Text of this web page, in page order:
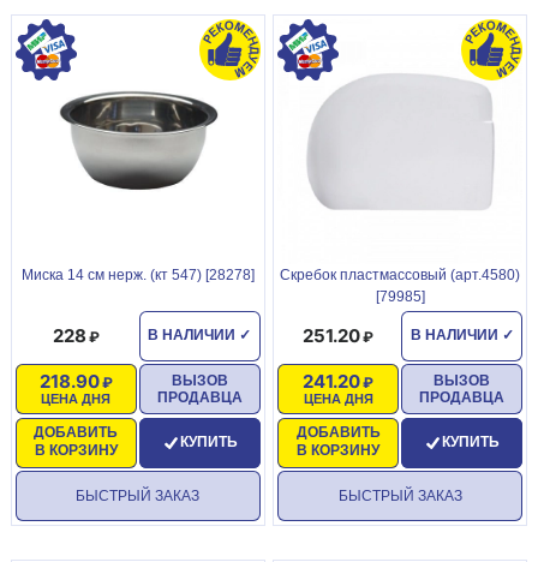
Миска 14 см нерж. (кт 547) [28278]
В НАЛИЧИИ ✓
228
ЦЕНА ДНЯ
218.90
ДОБАВИТЬ
В КОРЗИНУ
ВЫЗОВ
ПРОДАВЦА
КУПИТЬ
БЫСТРЫЙ ЗАКАЗ
Скребок пластмассовый (арт.4580)
[79985]
В НАЛИЧИИ ✓
251.20
ЦЕНА ДНЯ
241.20
ДОБАВИТЬ
В КОРЗИНУ
ВЫЗОВ
ПРОДАВЦА
КУПИТЬ
БЫСТРЫЙ ЗАКАЗ